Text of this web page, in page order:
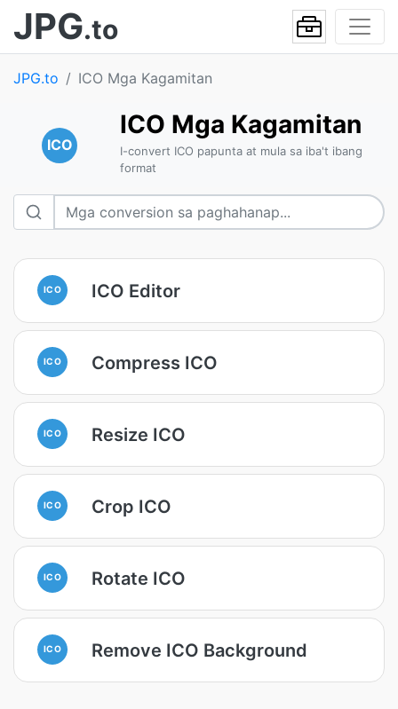
JPG.to
JPG.to ICO Mga Kagamitan
ICO
ICO Mga Kagamitan
I-convert ICO papunta at mula sa iba't ibang
format
ICO ICO Editor
ICO Compress ICO
ICO Resize ICO
ICO Crop ICO
ICO Rotate ICO
ICO Remove ICO Background